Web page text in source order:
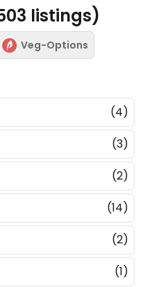
listings)
Veg-Options
(4)
(3)
(2)
(14)
(2)
(1)